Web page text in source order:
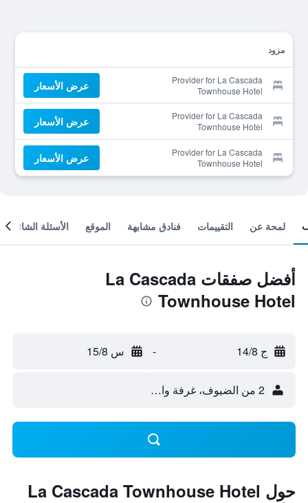
مزود
Provider for La Cascada
Townhouse Hotel
عرض الأسعار
Provider for La Cascada
Townhouse Hotel
عرض الأسعار
Provider for La Cascada
Townhouse Hotel
عرض الأسعار
لمحة عن التقييمات فنادق مشابهة الموقع الأسئلة الشائعة
أفضل صفقات La Cascada
Townhouse Hotel
ج 14/8 - س 15/8
2 من الضيوف، غرفة واحدة
حول La Cascada Townhouse Hotel